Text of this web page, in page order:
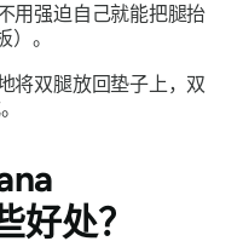
用强迫自己就能把腿抬
。
将双腿放回垫子上，双
。
好处？